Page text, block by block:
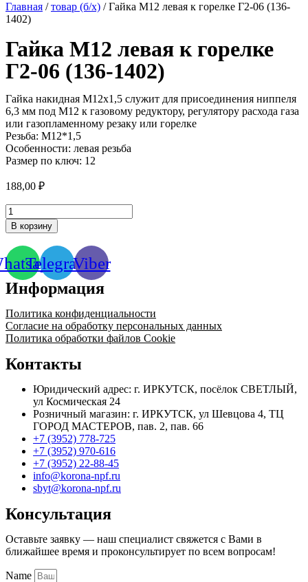
Главная /товар (б/х) / Гайка М12 левая к горелке Г2-06 (136-
1402)
Гайка М12 левая к горелке
Г2-06 (136-1402)
Гайка накидная М12х1,5 служит для присоединения ниппеля
6,3 мм под М12 к газовому редуктору, регулятору расхода газа
или газопламенному резаку или горелке
Резьба: М12*1,5
Особенности: левая резьба
Размер по ключ: 12
188,00 ₽
Количество
товара
Гайка
М12
левая
к
горелке
Г2-
06
(136-
1402)
В корзину
TelegramViber
Информация
Политика конфиденциальности
Согласие на обработку персональных данных
Политика обработки файлов Cookie
Контакты
Юридический адрес: г. ИРКУТСК, посёлок СВЕТЛЫЙ,
ул Космическая 24
Розничный магазин: г. ИРКУТСК, ул Шевцова 4, ТЦ
ГОРОД МАСТЕРОВ, пав. 2, пав. 66
+7 (3952) 778-725
+7 (3952) 970-616
+7 (3952) 22-88-45
info@korona-npf.ru
sbyt@korona-npf.ru
Консультация
Оставьте заявку — наш специалист свяжется с Вами в
ближайшее время и проконсультирует по всем вопросам!
Name